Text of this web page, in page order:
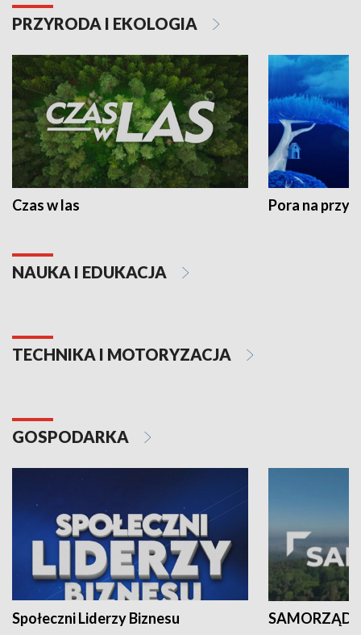
PRZYRODA I EKOLOGIA
Czas w las Pora na
NAUKA I EDUKACJA
TECHNIKA I MOTORYZACJA
GOSPODARKA
Społeczni Liderzy Biznesu SAMORZĄD